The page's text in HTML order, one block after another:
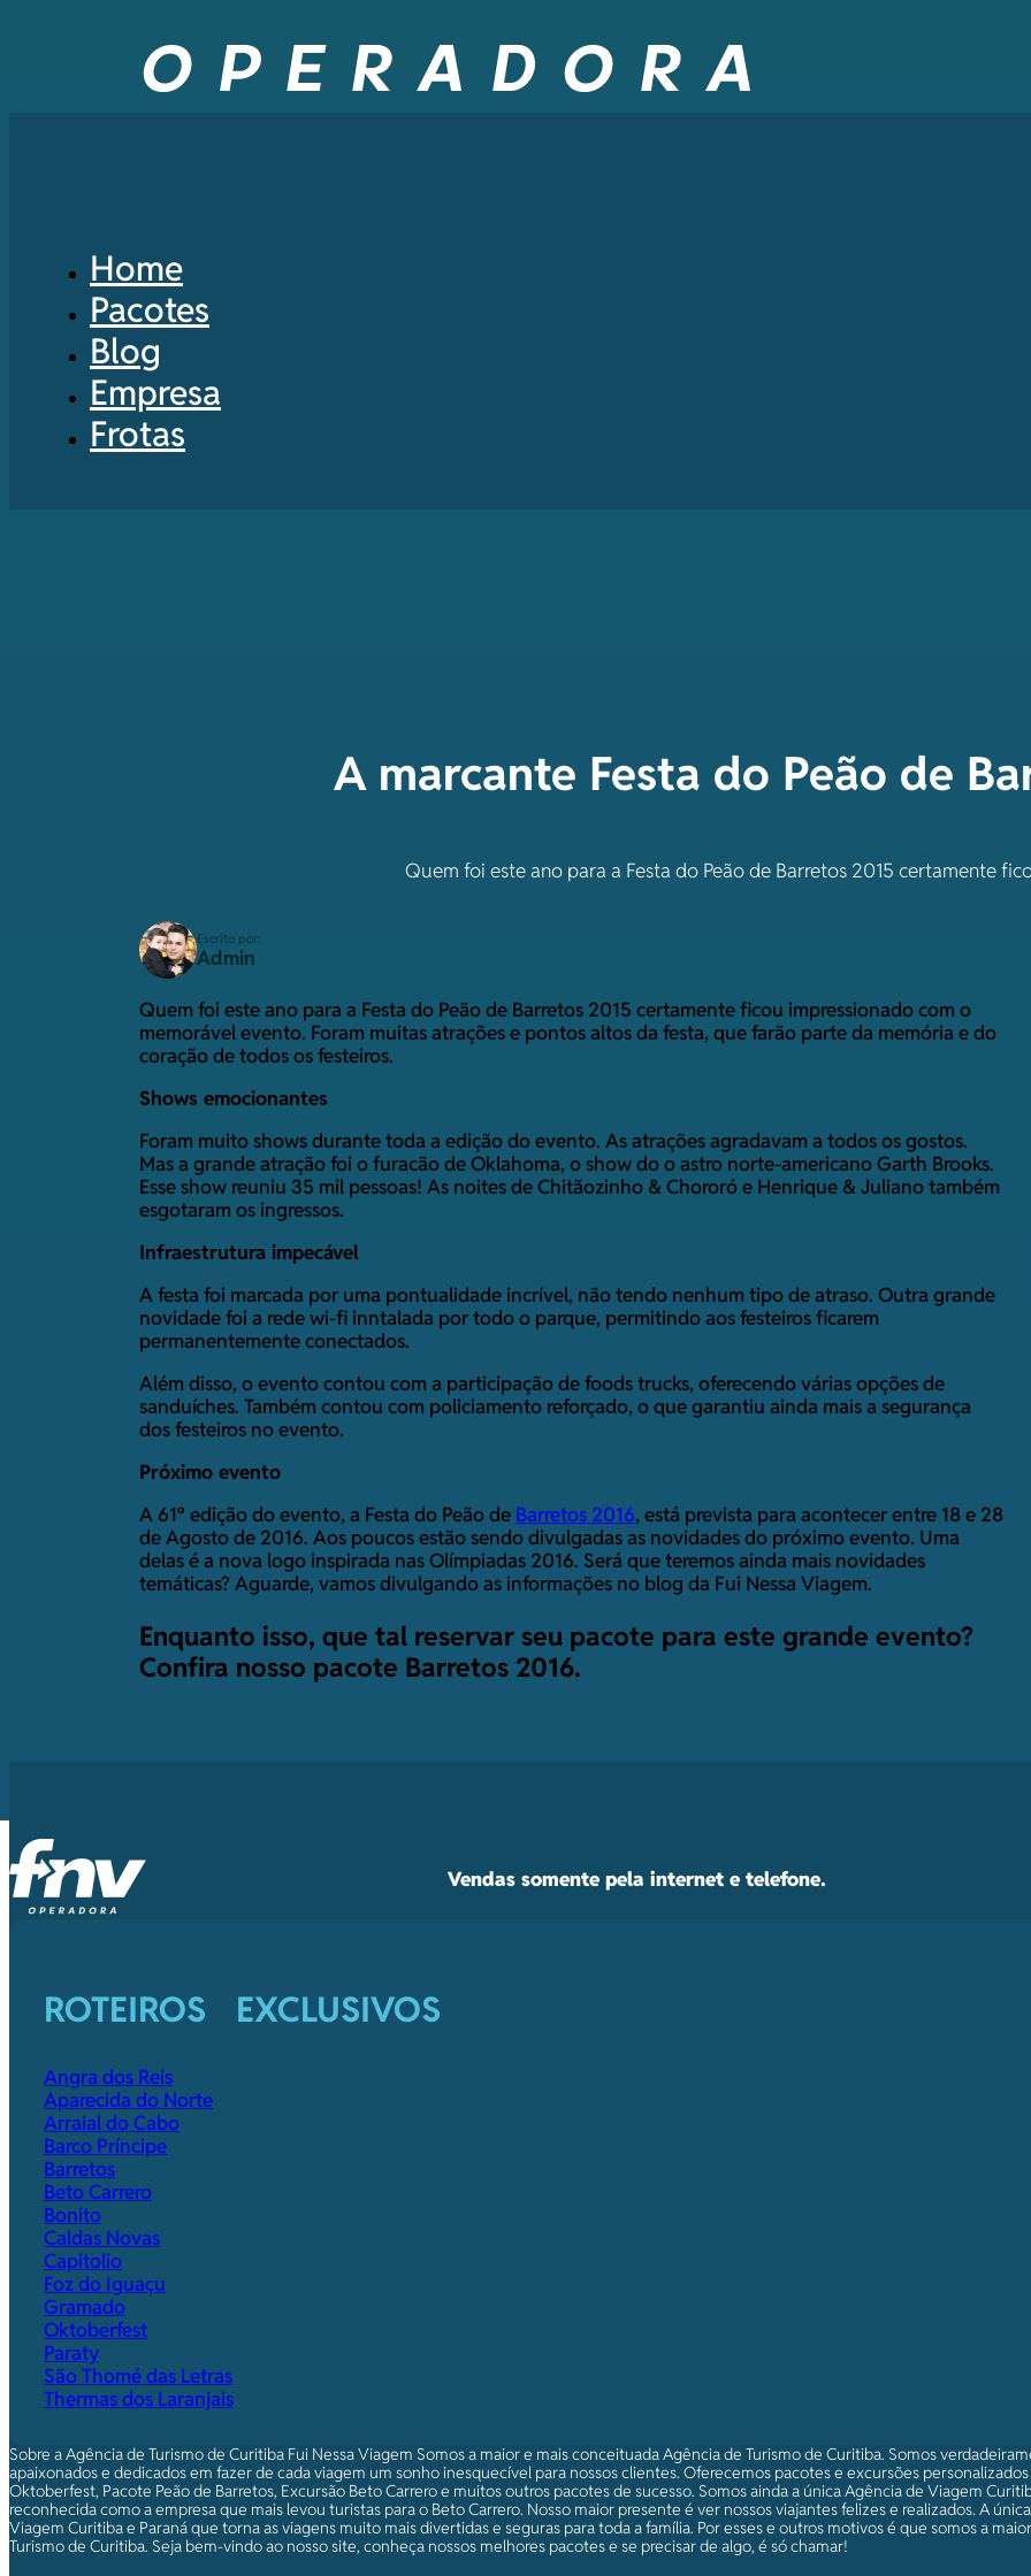
Home
Pacotes
Blog
Empresa
Frotas
A marcante Festa do Peão de
Quem foi este ano para a Festa do Peão de Barretos 2015 certamente
Escrito por:
Admin
Quem foi este ano para a Festa do Peão de Barretos 2015 certamente ficou impressionado com o
memorável evento. Foram muitas atrações e pontos altos da festa, que farão parte da memória e do
coração de todos os festeiros.
Shows emocionantes
Foram muito shows durante toda a edição do evento. As atrações agradavam a todos os gostos.
Mas a grande atração foi o furacão de Oklahoma, o show do o astro norte-americano Garth Brooks.
Esse show reuniu 35 mil pessoas! As noites de Chitãozinho & Chororó e Henrique & Juliano também
esgotaram os ingressos.
Infraestrutura impecável
A festa foi marcada por uma pontualidade incrível, não tendo nenhum tipo de atraso. Outra grande
novidade foi a rede wi-fi inntalada por todo o parque, permitindo aos festeiros ficarem
permanentemente conectados.
Além disso, o evento contou com a participação de foods trucks, oferecendo várias opções de
sanduíches. Também contou com policiamento reforçado, o que garantiu ainda mais a segurança
dos festeiros no evento.
Próximo evento
A 61ª edição do evento, a Festa do Peão de Barretos 2016, está prevista para acontecer entre 18 e 28
de Agosto de 2016. Aos poucos estão sendo divulgadas as novidades do próximo evento. Uma
delas é a nova logo inspirada nas Olímpiadas 2016. Será que teremos ainda mais novidades
temáticas? Aguarde, vamos divulgando as informações no blog da Fui Nessa Viagem.
Enquanto isso, que tal reservar seu pacote para este grande evento?
Confira nosso pacote Barretos 2016.
Vendas somente pela internet e telefone.
ROTEIROS EXCLUSIVOS
Angra dos Reis
Aparecida do Norte
Arraial do Cabo
Barco Príncipe
Barretos
Beto Carrero
Bonito
Caldas Novas
Capitolio
Foz do Iguaçu
Gramado
Oktoberfest
Paraty
São Thomé das Letras
Thermas dos Laranjais
Sobre a Agência de Turismo de Curitiba Fui Nessa Viagem Somos a maior e mais conceituada Agência de Turismo de Curitiba. Somos
apaixonados e dedicados em fazer de cada viagem um sonho inesquecível para nossos clientes. Oferecemos pacotes e excursões
Oktoberfest, Pacote Peão de Barretos, Excursão Beto Carrero e muitos outros pacotes de sucesso. Somos ainda a única Agência de Viagem
reconhecida como a empresa que mais levou turistas para o Beto Carrero. Nosso maior presente é ver nossos viajantes felizes e realizados. A
Viagem Curitiba e Paraná que torna as viagens muito mais divertidas e seguras para toda a família. Por esses e outros motivos é que somos a
Turismo de Curitiba. Seja bem-vindo ao nosso site, conheça nossos melhores pacotes e se precisar de algo, é só chamar!